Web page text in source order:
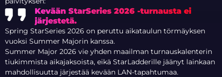
Kevään StarSeries 2026 -turnausta ei
järjestetä.
Spring StarSeries 2026 on peruttu aikataulun törmäyksen
vuoksi Summer Majorin kanssa.
Summer Major 2026 vie yhden maailman turnauskalenterin
tiukimmista aikajaksoista, eikä StarLadderille jäänyt lainkaan
mahdollisuutta järjestää kevään LAN-tapahtumaa.